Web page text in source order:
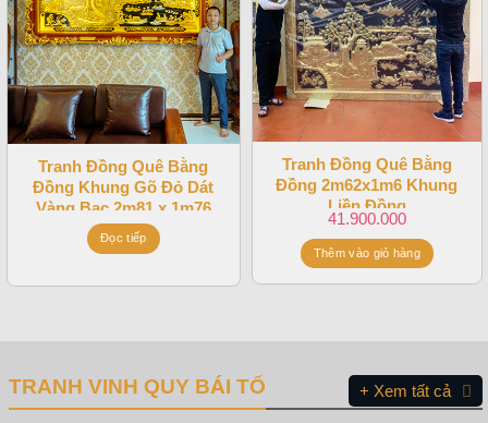
Tranh Đồng Quê Bằng
Đồng Khung Gõ Đỏ Dát
Vàng Bạc 2m81 x 1m76
Đọc tiếp
Tranh Đồng Quê Bằng
Đồng 2m62x1m6 Khung
Liền Đồng
41.900.000
Thêm vào giỏ hàng
TRANH VINH QUY BÁI TỔ + Xem tất cả